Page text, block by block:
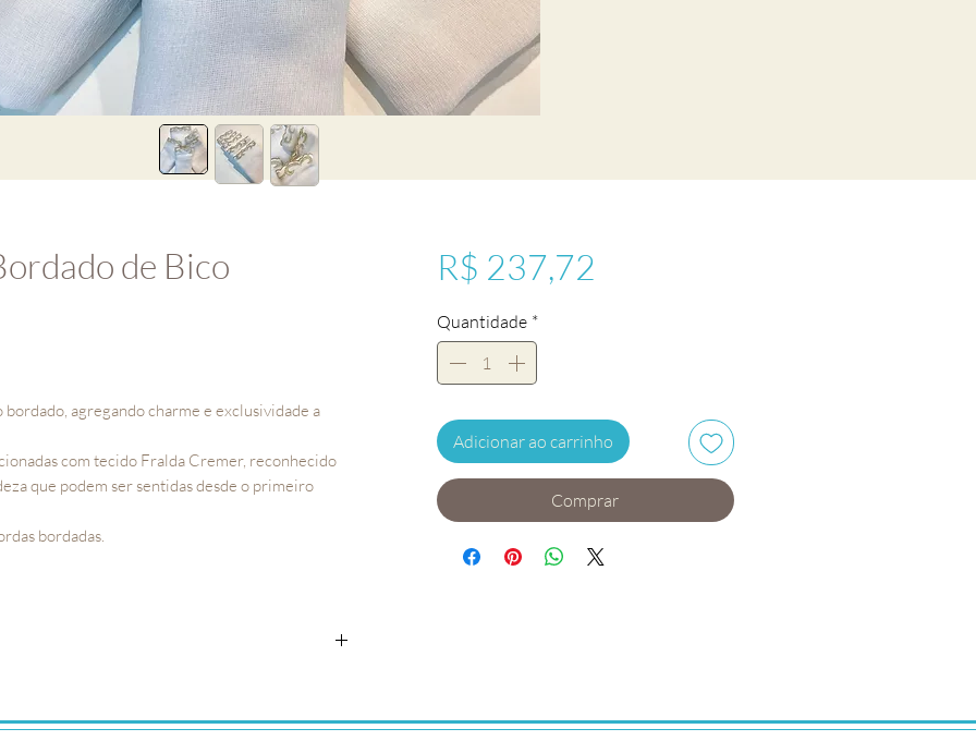
de Bico
bordado, agregando charme e exclusividade a
com tecido Fralda Cremer, reconhecido
que podem ser sentidas desde o primeiro
bordadas.
R$ 237,72
Quantidade *
Adicionar ao carrinho
Comprar